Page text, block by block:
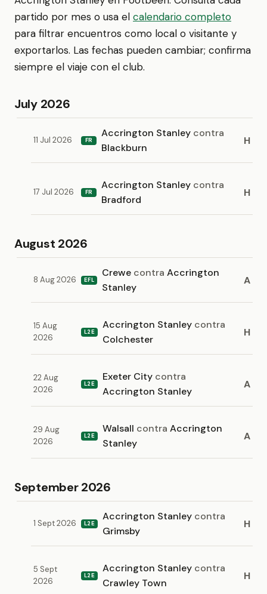
partido por mes o usa el calendario completo
para filtrar encuentros como local o visitante y
exportarlos. Las fechas pueden cambiar; confirma
siempre el viaje con el club.
July 2026
11 Jul 2026 FR
Accrington Stanley contra
Blackburn
H
17 Jul 2026 FR
Accrington Stanley contra
Bradford
H
August 2026
8 Aug 2026 EFL
Crewe contra Accrington
Stanley
A
15 Aug
2026
L2E
Accrington Stanley contra
Colchester
H
22 Aug
2026
L2E
Exeter City contra
Accrington Stanley
A
29 Aug
2026
L2E
Walsall contra Accrington
Stanley
A
September 2026
1 Sept 2026 L2E
Accrington Stanley contra
Grimsby
H
5 Sept
2026
L2E
Accrington Stanley contra
Crawley Town
H